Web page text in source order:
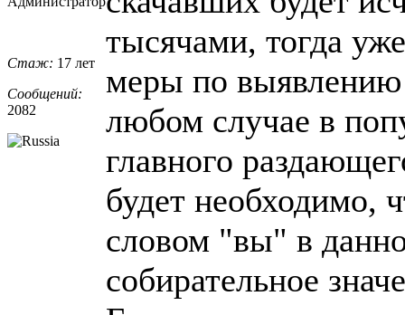
Стаж: 17 лет
Сообщений:
2082
тысячами, тогда
меры по выявлению
любом случае в
главного
будет необходимо,
словом "вы" в
собирательное